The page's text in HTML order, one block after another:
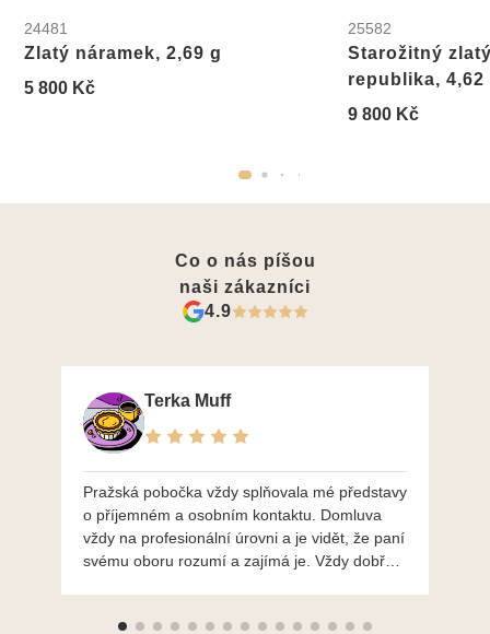
24481
Zlatý náramek, 2,69 g
5 800 Kč
25582
Starožitný
republika, 4,62
9 800 Kč
Co o nás píšou
naši zákazníci
4.9
Terka Muff
Pražská pobočka vždy splňovala mé představy
o příjemném a osobním kontaktu. Domluva
vždy na profesionální úrovni a je vidět, že paní
svému oboru rozumí a zajímá je. Vždy dobře a
výběru, jak už bylo napsáno - na požádání